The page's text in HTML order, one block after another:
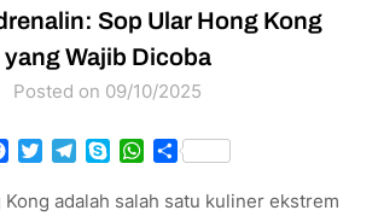
Sop Ular Hong Kong
yang Wajib Dicoba
Posted on 09/10/2025
Facebook
TwitterTelegram
SkypeWhatsApp
Share
Kong adalah salah satu kuliner ekstrem